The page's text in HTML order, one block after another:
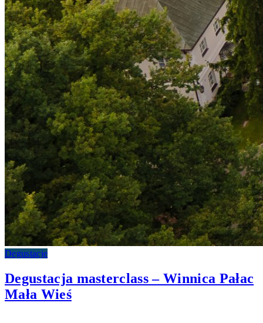
Degustacje
Degustacja masterclass – Winnica Pałac
Mała Wieś